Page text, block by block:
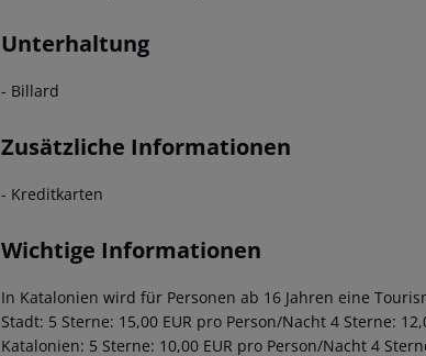
Unterhaltung
- Billard
Zusätzliche Informationen
- Kreditkarten
Wichtige Informationen
In Katalonien wird für Personen ab 16 Jahren eine
Stadt: 5 Sterne: 15,00 EUR pro Person/Nacht 4 Sterne:
Katalonien: 5 Sterne: 10,00 EUR pro Person/Nacht 4